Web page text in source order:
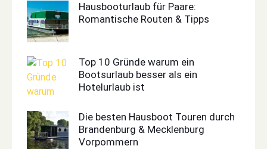
Hausbooturlaub für Paare:
Romantische Routen & Tipps
Top 10 Gründe warum ein
Bootsurlaub besser als ein
Hotelurlaub ist
Die besten Hausboot Touren durch
Brandenburg & Mecklenburg
Vorpommern